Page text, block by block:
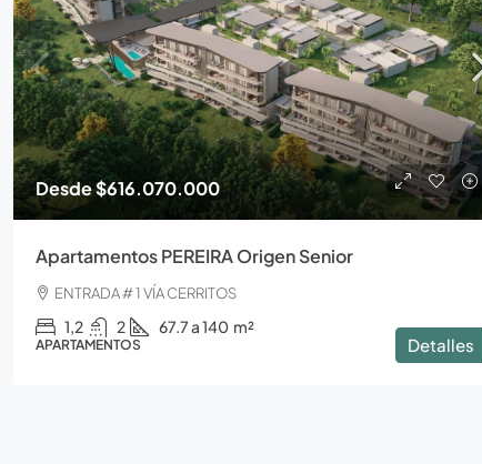
Desde$616.070.000
Apartamentos PEREIRA Origen Senior
ENTRADA # 1 VÍA CERRITOS
1,2 2 67.7 a 140 m²
APARTAMENTOS Detalles